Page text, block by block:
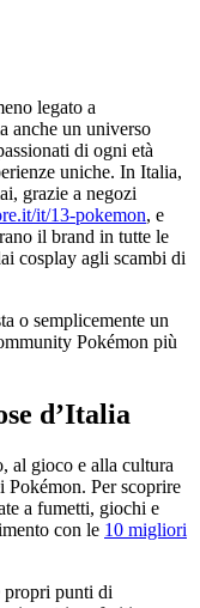
legato a
anche un universo
di ogni età
uniche. In Italia,
grazie a negozi
it/13-pokemon, e
il brand in tutte le
cosplay agli scambi di
o semplicemente un
Pokémon più
d’Italia
al gioco e alla cultura
Per scoprire
a fumetti, giochi e
con le 10 migliori
propri punti di